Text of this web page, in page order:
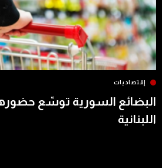
إقتصاديات
البضائع السورية توسّع
اللبنانية